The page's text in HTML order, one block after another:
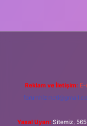
Reklam ve İletişim:
Yasal Uyarı: Sitemiz,